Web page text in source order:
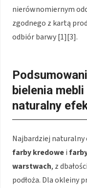
nierównomiernym
zgodnego z kartą
odbiór barwy [1][3].
bielenia
naturalny
Najbardziej
farby kredowei
warstwach, z
podłoża. Dla okleiny